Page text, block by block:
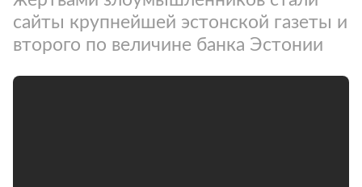
сайты крупнейшей эстонской газеты и
второго по величине банка Эстонии